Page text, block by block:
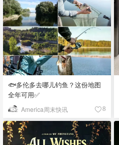
🐟多伦多去哪儿钓鱼？这份地图
全年可用✅
America周末快讯 8